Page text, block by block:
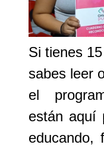
Si tienes
sabes leer
el
están aquí
educando,